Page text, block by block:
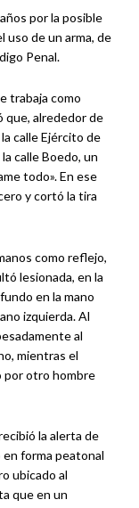
por la posible
uso de un arma, de
Penal.
trabaja como
que, alrededor de
calle Ejército de
calle Boedo, un
todo». En ese
y cortó la tira
como reflejo,
lesionada, en la
en la mano
izquierda. Al
al
mientras el
por otro hombre
la alerta de
en forma peatonal
ubicado al
que en un